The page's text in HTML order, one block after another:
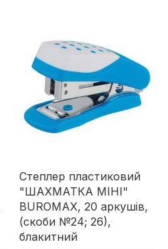
Степлер пластиковий
"ШАХМАТКА МІНІ"
BUROMAX, 20 аркушів,
(скоби №24; 26),
блакитний